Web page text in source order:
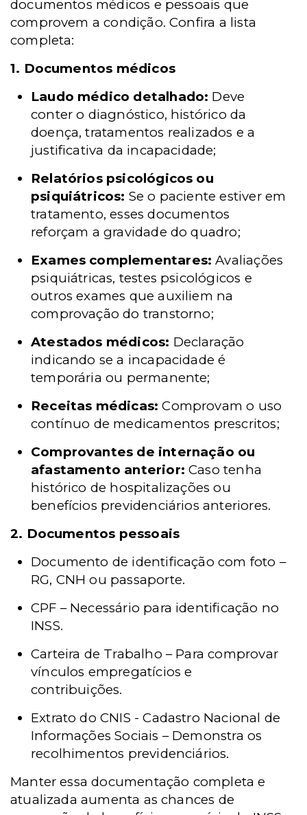
documentos médicos e pessoais que
comprovem a condição. Confira a lista
completa:
1. Documentos médicos
Laudo médico detalhado: Deve
conter o diagnóstico, histórico da
doença, tratamentos realizados e a
justificativa da incapacidade;
Relatórios psicológicos ou
psiquiátricos: Se o paciente estiver em
tratamento, esses documentos
reforçam a gravidade do quadro;
Exames complementares: Avaliações
psiquiátricas, testes psicológicos e
outros exames que auxiliem na
comprovação do transtorno;
Atestados médicos: Declaração
indicando se a incapacidade é
temporária ou permanente;
Receitas médicas: Comprovam o uso
contínuo de medicamentos prescritos;
Comprovantes de internação ou
afastamento anterior: Caso tenha
histórico de hospitalizações ou
benefícios previdenciários anteriores.
2. Documentos pessoais
Documento de identificação com foto –
RG, CNH ou passaporte.
CPF – Necessário para identificação no
INSS.
Carteira de Trabalho – Para comprovar
vínculos empregatícios e
contribuições.
Extrato do CNIS - Cadastro Nacional de
Informações Sociais – Demonstra os
recolhimentos previdenciários.
Manter essa documentação completa e
atualizada aumenta as chances de